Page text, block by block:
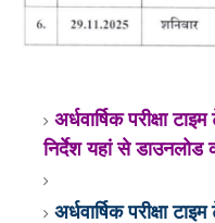
अर्धवार्षिक परीक्षा
निर्देश यहां से डाउनलोड
अर्धवार्षिक परीक्षा